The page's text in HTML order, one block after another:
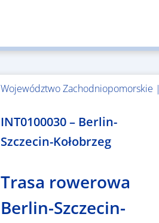
Województwo Zachodniopomorskie |
INT0100030 – Berlin-
Szczecin-Kołobrzeg
Trasa rowerowa
Berlin-Szczecin-